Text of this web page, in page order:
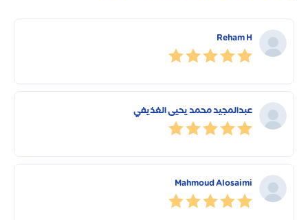
Reham H
عبدالمجيد محمد يحيى الغذيفي
Mahmoud Alosaimi